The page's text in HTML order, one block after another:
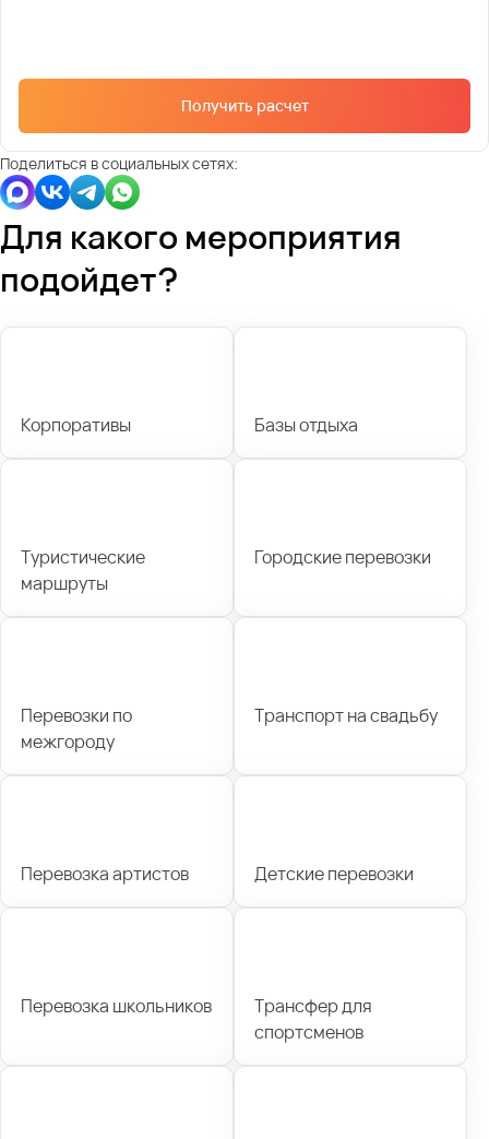
Получить расчет
Поделиться в социальных сетях:
Для какого мероприятия
подойдет?
Корпоративы Базы отдыха
Туристические
маршруты
Городские перевозки
Перевозки по
межгороду
Транспорт на свадьбу
Перевозка артистов Детские перевозки
Перевозка школьников
Трансфер для
спортсменов